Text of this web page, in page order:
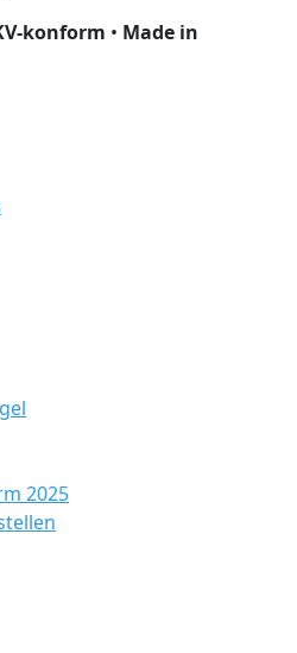
konform • Made in
2025